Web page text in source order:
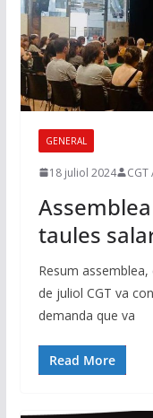
GENERAL
18 juliol 2024
taules
Resum
de juliol CGT va
demanda que va
Read More